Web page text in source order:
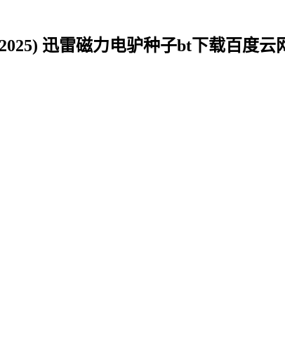
迅雷磁力电驴种子bt下载百度云